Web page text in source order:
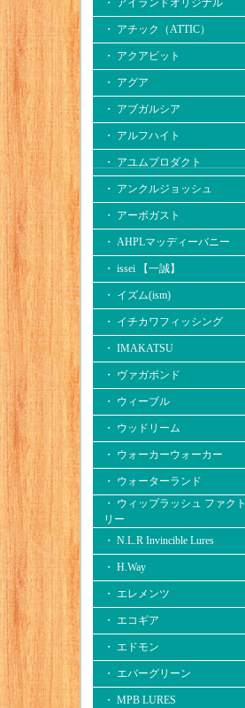
・ アイランドオリジナル
・ アチック（ATTIC）
・ アクアビット
・ アグア
・ アブガルシア
・ アルフハイト
・ アユムプロダクト
・ アンクルジョッシュ
・ アーボガスト
・ AHPLマッディーバニー
・ issei 【一誠】
・ イズム(ism)
・ イチカワフィッシング
・ IMAKATSU
・ ヴァガボンド
・ ウィーブル
・ ウッドリーム
・ ウォーカーウォーカー
・ ウォーターランド
・ ウィップラッシュ ファクト
リー
・ N.L.R Invincible Lures
・ H.Way
・ エレメンツ
・ エコギア
・ エドモン
・ エバーグリーン
・ MPB LURES